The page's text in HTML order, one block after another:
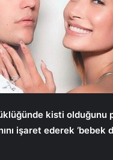
kisti olduğunu
işaret ederek ‘bebek